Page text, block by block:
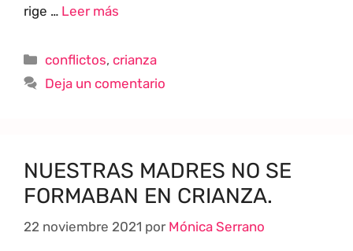
rige … Leer más
conflictos,crianza
Deja un comentario
NUESTRAS MADRES NO SE
FORMABAN EN CRIANZA.
22 noviembre 2021 por Mónica Serrano